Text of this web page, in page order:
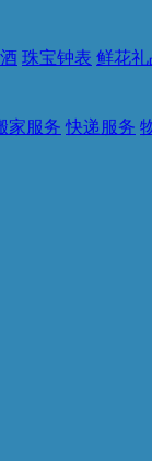
珠宝钟表 鲜花礼
家服务 快递服务